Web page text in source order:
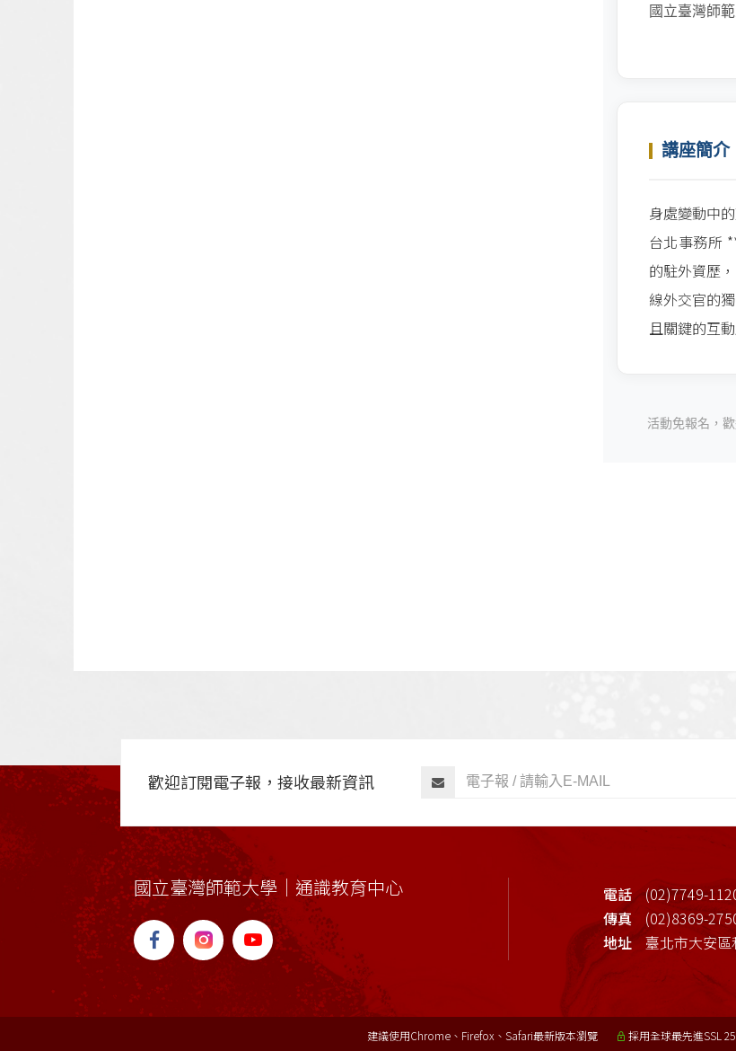
國立臺灣師
講座簡介
身處變動中
台北事務所
的駐外資歷
線外交官的
且關鍵的互
活動免報名，
歡迎訂閱電子報，接收最新資訊
國立臺灣師範大學｜通識教育中心 電話
(02)7749-
傳真
(02)8369-
地址
臺北市大安
建議使用Chrome、Firefox、Safari最新版本瀏覽 採用全球最先進SSL